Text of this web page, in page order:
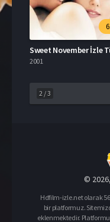
2001
2 /3
© 2026,
Hdfilm-izle.net olarak
bir platformuz.
eklenmektedir.